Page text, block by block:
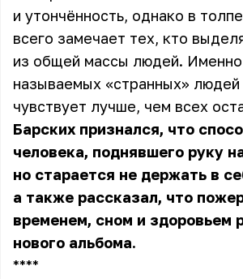
и утончённость, однако в
всего замечает тех, кто
из общей массы людей. Именно
называемых «странных» людей
чувствует лучше, чем всех
Барских признался, что
человека, поднявшего руку
но старается не держать в
а также рассказал, что
временем, сном и здоровьем
нового альбома.
** **